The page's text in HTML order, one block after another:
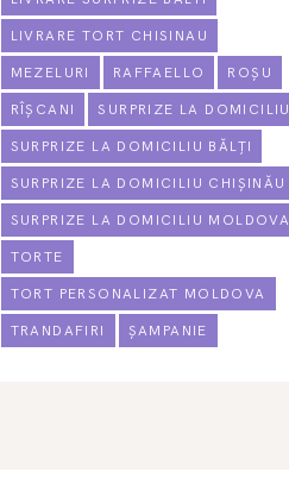
LIVRARE TORT CHISINAU
MEZELURI RAFFAELLO ROȘU
RÎȘCANI SURPRIZE LA DOMICILIU
SURPRIZE LA DOMICILIU BĂLȚI
SURPRIZE LA DOMICILIU CHIȘINĂU
SURPRIZE LA DOMICILIU MOLDOVA
TORTE
TORT PERSONALIZAT MOLDOVA
TRANDAFIRI ȘAMPANIE